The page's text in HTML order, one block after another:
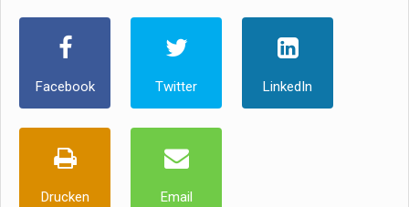
Facebook Twitter LinkedIn
Drucken Email